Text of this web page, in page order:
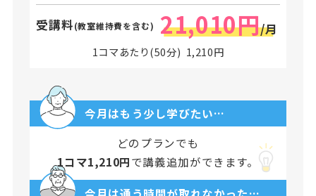
受講料(教室維持費を含む) 21,010円/月
1コマあたり(50分) 1,210円
今月はもう少し学びたい…
どのプランでも
1コマ1,210円で講義追加ができます。